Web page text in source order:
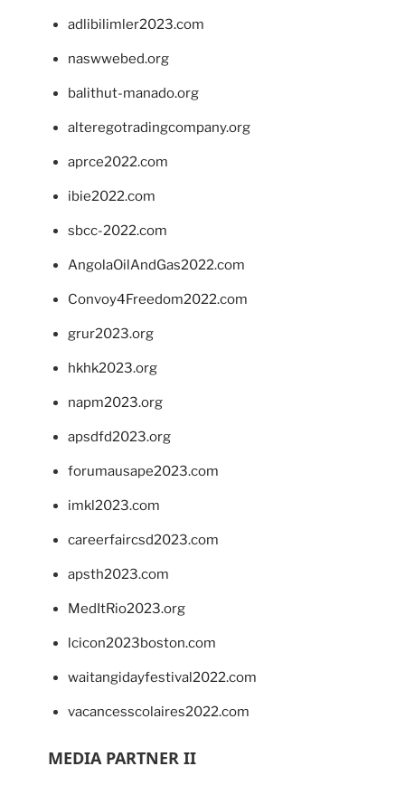
adlibilimler2023.com
naswwebed.org
balithut-manado.org
alteregotradingcompany.org
aprce2022.com
ibie2022.com
sbcc-2022.com
AngolaOilAndGas2022.com
Convoy4Freedom2022.com
grur2023.org
hkhk2023.org
napm2023.org
apsdfd2023.org
forumausape2023.com
imkl2023.com
careerfaircsd2023.com
apsth2023.com
MedItRio2023.org
lcicon2023boston.com
waitangidayfestival2022.com
vacancesscolaires2022.com
MEDIA PARTNER II